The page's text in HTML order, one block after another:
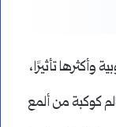
وأكثرها تأثيرًا،
كوكبة من ألمع